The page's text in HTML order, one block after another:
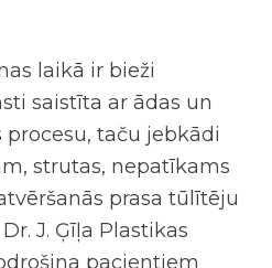
laikā ir bieži
saistīta ar ādas un
taču jebkādi
strutas, nepatīkams
prasa tūlītēju
J. Ģīļa Plastikas
pacientiem